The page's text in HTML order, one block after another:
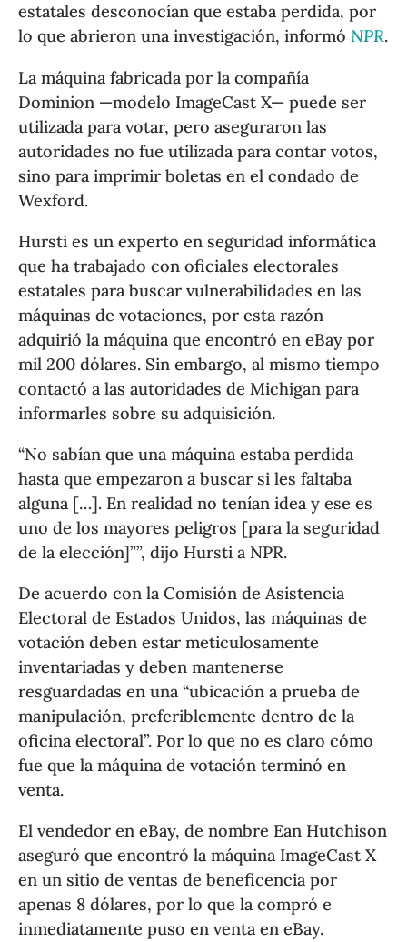
estatales desconocían que estaba perdida, por
lo que abrieron una investigación, informó NPR.
La máquina fabricada por la compañía
Dominion —modelo ImageCast X— puede ser
utilizada para votar, pero aseguraron las
autoridades no fue utilizada para contar votos,
sino para imprimir boletas en el condado de
Wexford.
Hursti es un experto en seguridad informática
que ha trabajado con oficiales electorales
estatales para buscar vulnerabilidades en las
máquinas de votaciones, por esta razón
adquirió la máquina que encontró en eBay por
mil 200 dólares. Sin embargo, al mismo tiempo
contactó a las autoridades de Michigan para
informarles sobre su adquisición.
“No sabían que una máquina estaba perdida
hasta que empezaron a buscar si les faltaba
alguna […]. En realidad no tenían idea y ese es
uno de los mayores peligros [para la seguridad
de la elección]””, dijo Hursti a NPR.
De acuerdo con la Comisión de Asistencia
Electoral de Estados Unidos, las máquinas de
votación deben estar meticulosamente
inventariadas y deben mantenerse
resguardadas en una “ubicación a prueba de
manipulación, preferiblemente dentro de la
oficina electoral”. Por lo que no es claro cómo
fue que la máquina de votación terminó en
venta.
El vendedor en eBay, de nombre Ean Hutchison
aseguró que encontró la máquina ImageCast X
en un sitio de ventas de beneficencia por
apenas 8 dólares, por lo que la compró e
inmediatamente puso en venta en eBay.